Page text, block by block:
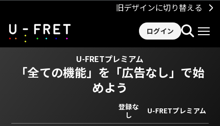
旧デザインに切り替える
ログイン
U-FRETプレミアム
「全ての機能」を 「広告なし」で始
めよう
登録な
し
U-FRETプレミアム